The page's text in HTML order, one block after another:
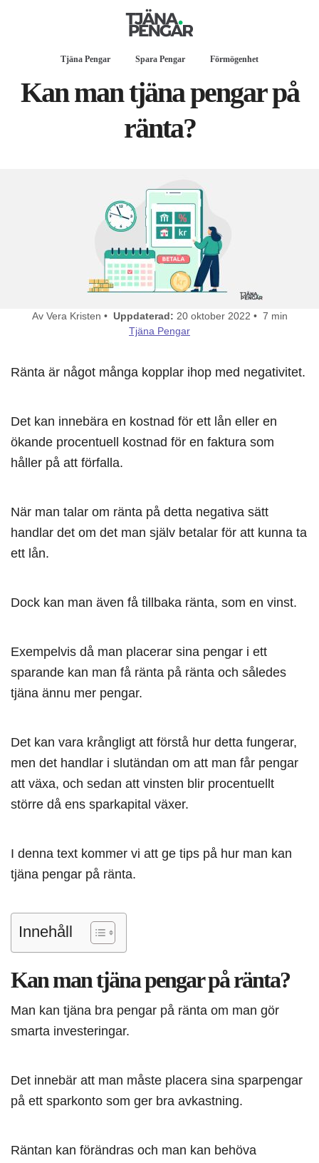
Tjäna Pengar Spara Pengar Förmögenhet
Kan man tjäna pengar på
ränta?
Av Vera Kristen • Uppdaterad: 20 oktober 2022 • 7 min
Tjäna Pengar
Ränta är något många kopplar ihop med negativitet.
Det kan innebära en kostnad för ett lån eller en
ökande procentuell kostnad för en faktura som
håller på att förfalla.
När man talar om ränta på detta negativa sätt
handlar det om det man själv betalar för att kunna ta
ett lån.
Dock kan man även få tillbaka ränta, som en vinst.
Exempelvis då man placerar sina pengar i ett
sparande kan man få ränta på ränta och således
tjäna ännu mer pengar.
Det kan vara krångligt att förstå hur detta fungerar,
men det handlar i slutändan om att man får pengar
att växa, och sedan att vinsten blir procentuellt
större då ens sparkapital växer.
I denna text kommer vi att ge tips på hur man kan
tjäna pengar på ränta.
Innehåll
Kan man tjäna pengar på ränta?
Man kan tjäna bra pengar på ränta om man gör
smarta investeringar.
Det innebär att man måste placera sina sparpengar
på ett sparkonto som ger bra avkastning.
Räntan kan förändras och man kan behöva